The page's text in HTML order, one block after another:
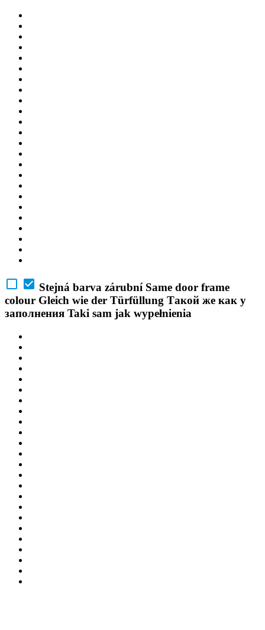
Stejná barva zárubní Same door frame
colour Gleich wie der Türfüllung Такой же как у
заполнения Taki sam jak wypełnienia